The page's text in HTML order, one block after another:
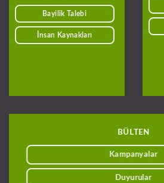
Bayilik Talebi
İnsan Kaynakları
BÜLTEN
Kampanyalar
Duyurular